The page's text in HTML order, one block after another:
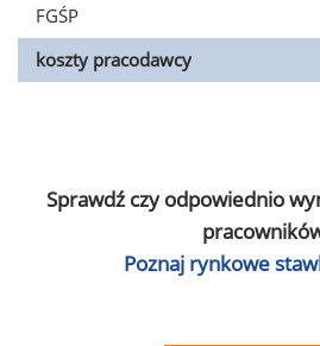
FGŚP
koszty pracodawcy
Sprawdź czy odpowiednio
Poznaj rynkowe